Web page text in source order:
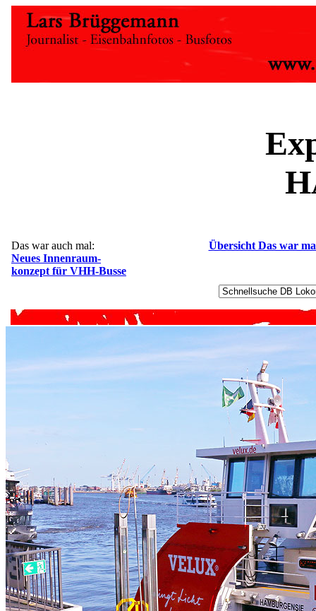
Das war auch mal:
Neues Innenraum-
konzept für VHH-Busse
Übersicht Das war